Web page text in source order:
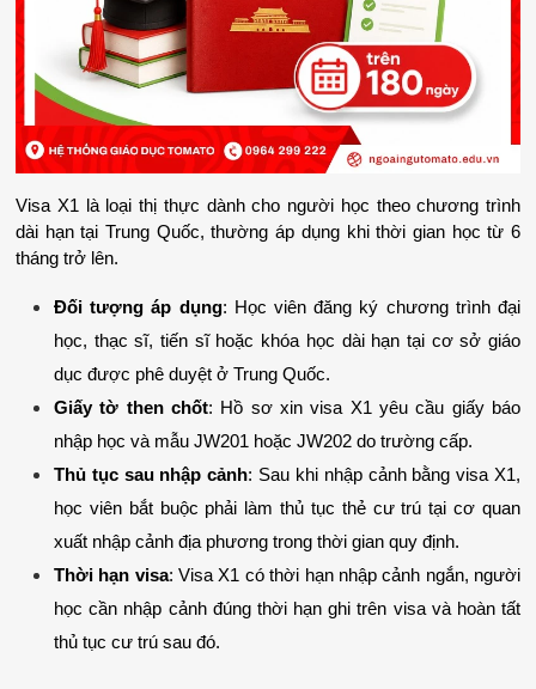
Visa X1 là loại thị thực dành cho người học theo chương trình
dài hạn tại Trung Quốc, thường áp dụng khi thời gian học từ 6
tháng trở lên.
Đối tượng áp dụng: Học viên đăng ký chương trình đại
học, thạc sĩ, tiến sĩ hoặc khóa học dài hạn tại cơ sở giáo
dục được phê duyệt ở Trung Quốc.
Giấy tờ then chốt: Hồ sơ xin visa X1 yêu cầu giấy báo
nhập học và mẫu JW201 hoặc JW202 do trường cấp.
Thủ tục sau nhập cảnh: Sau khi nhập cảnh bằng visa X1,
học viên bắt buộc phải làm thủ tục thẻ cư trú tại cơ quan
xuất nhập cảnh địa phương trong thời gian quy định.
Thời hạn visa: Visa X1 có thời hạn nhập cảnh ngắn, người
học cần nhập cảnh đúng thời hạn ghi trên visa và hoàn tất
thủ tục cư trú sau đó.